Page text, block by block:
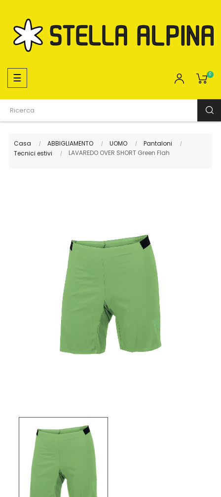
navigazione
Toggle
☰ 0
Casa ABBIGLIAMENTO UOMO
Pantaloni
Tecnici estivi
LAVAREDO OVER SHORT Green Flah